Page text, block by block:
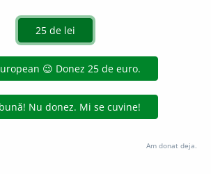
2026 dexonline (https://dexonline.ro)
inclusiv prin orice metode de extragere automată
seturilor de date oferite oficial spre utilizare
Hosterion
Am donat deja.